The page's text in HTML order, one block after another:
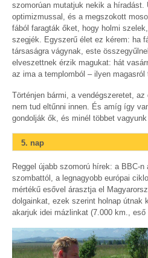
szomorúan mutatjuk nekik a híradást.
optimizmussal, és a megszokott
fából faragták őket, hogy holmi
szegjék. Egyszerű élet ez kérem: ha
társaságra vágynak, este
elveszettnek érzik magukat: hát
az ima a templomból – ilyen
Történjen bármi, a vendégszeretet,
nem tud eltűnni innen. És amíg így
gondolják ők, és minél többet
5. nap
Reggel újabb szomorú hírek: a BBC-
szombattól, a legnagyobb európai
mértékű esővel árasztja el
dolgainkat, ezek szerint holnap útnak
akarjuk idei mázlinkat (7.000 km., eső